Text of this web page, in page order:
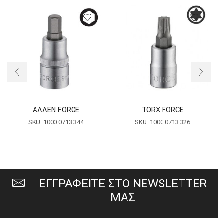
ΑΛΛΕΝ FORCE
SKU: 1000 0713 344
TORX FORCE
SKU: 1000 0713 326
ΕΓΓΡΑΦΕΙΤΕ ΣΤΟ NEWSLETTER
ΜΑΣ